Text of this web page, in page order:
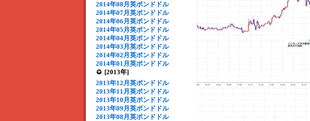
2014年08月英ポンドドル
2014年07月英ポンドドル
2014年06月英ポンドドル
2014年05月英ポンドドル
2014年04月英ポンドドル
2014年03月英ポンドドル
2014年02月英ポンドドル
2014年01月英ポンドドル
[2013年]
2013年12月英ポンドドル
2013年11月英ポンドドル
2013年10月英ポンドドル
2013年09月英ポンドドル
2013年08月英ポンドドル